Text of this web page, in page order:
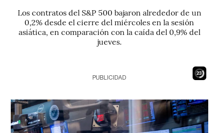
Los contratos del S&P 500 bajaron alrededor de un
0,2% desde el cierre del miércoles en la sesión
asiática, en comparación con la caída del 0,9% del
jueves.
21
PUBLICIDAD